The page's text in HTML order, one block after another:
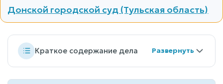
Донской городской суд (Тульская область)
Краткое содержание дела